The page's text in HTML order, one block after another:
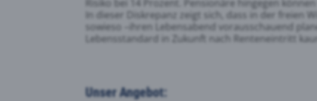
Risiko bei 14 Prozent. Pensionäre hingegen
In dieser Diskrepanz zeigt sich, dass in der freien
sowieso –ihren Lebensabend vorausschauend
Lebensstandard in Zukunft nach Renteneintritt
Unser Angebot: